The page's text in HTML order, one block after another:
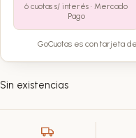
6 cuotas s/ interés · Mercado
Pago
GoCuotas es con tarjeta
Sin existencias